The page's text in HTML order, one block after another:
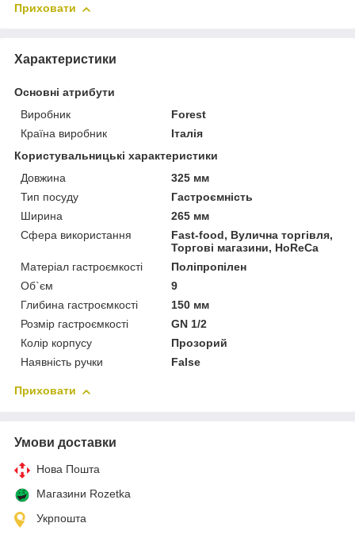
Приховати
Характеристики
Основні атрибути
Виробник
Forest
Країна виробник
Італія
Користувальницькі характеристики
Довжина
325 мм
Тип посуду
Гастроємність
Ширина
265 мм
Сфера використання
Fast-food, Вулична торгівля,
Торгові магазини, HoReCa
Матеріал гастроємкості
Поліпропілен
Об`єм
9
Глибина гастроємкості
150 мм
Розмір гастроємкості
GN 1/2
Колір корпусу
Прозорий
Наявність ручки
False
Приховати
Умови доставки
Нова Пошта
Магазини Rozetka
Укрпошта